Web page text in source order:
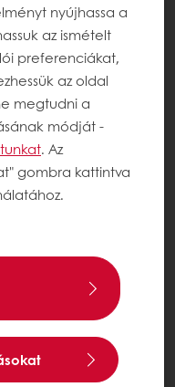
nyújhassa a
az ismételt
preferenciákat,
az oldal
megtudni a
módját -
. Az
gombra kattintva